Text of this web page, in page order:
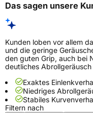
Das sagen unsere
Kunden loben vor allem
und die geringe
den guten Grip, auch bei
deutliches
Exaktes
Niedriges
Stabiles
Filtern nach